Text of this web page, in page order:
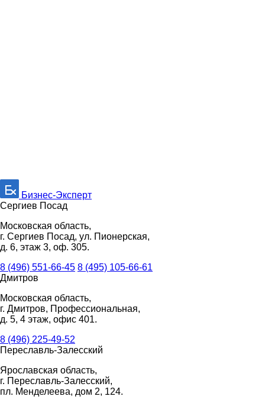
Бизнес-Эксперт
Сергиев Посад
Московская область,
г. Сергиев Посад, ул. Пионерская,
д. 6, этаж 3, оф. 305.
8 (496) 551-66-45 8 (495) 105-66-61
Дмитров
Московская область,
г. Дмитров, Профессиональная,
д. 5, 4 этаж, офис 401.
8 (496) 225-49-52
Переславль-Залесский
Ярославская область,
г. Переславль-Залесский,
пл. Менделеева, дом 2, 124.